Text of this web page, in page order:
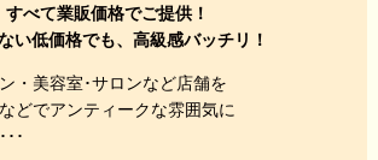
すべて業販価格でご提供！
い低価格でも、高級感バッチリ！
・美容室･サロンなど店舗を
どでアンティークな雰囲気に
･･